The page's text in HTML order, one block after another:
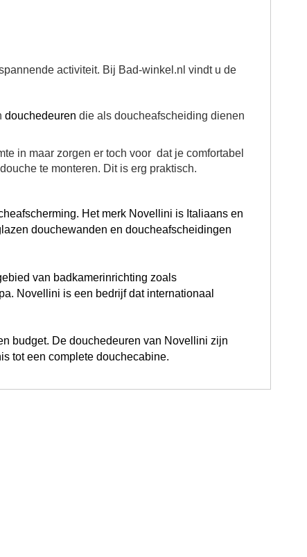
activiteit. Bij Bad-winkel.nl vindt u de
douchedeuren die als doucheafscheiding dienen
in maar zorgen er toch voor dat je comfortabel
te monteren. Dit is erg praktisch.
Het merk Novellini is Italiaans en
douchewanden en doucheafscheidingen
van badkamerinrichting zoals
Novellini is een bedrijf dat internationaal
budget. De douchedeuren van Novellini zijn
tot een complete douchecabine.